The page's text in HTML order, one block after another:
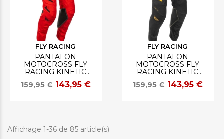
FLY RACING
PANTALON
MOTOCROSS FLY
RACING KINETIC
CENTER ROUGE/NOIR
159,95 € 143,95 €
FLY RACING
PANTALON
MOTOCROSS FLY
RACING KINETIC
CENTER NOIR
159,95 € 143,95 €
Affichage 1-36 de 85 article(s)